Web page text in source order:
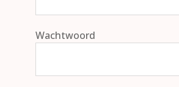
Wachtwoord